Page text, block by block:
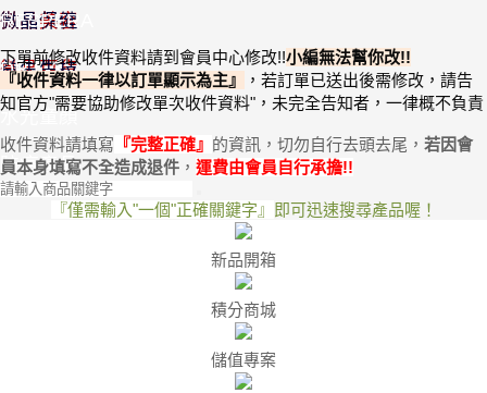
微晶美容
微晶百貨
微晶保健
益生生技
RESPERA
DR.L-3
水光童顏
防疫產品
下單前修改收件資料請到會員中心修改!!小編無法幫你改!!
『收件資料一律以訂單顯示為主』
， 若訂單已送出後需修改，請告
知官方"需要協助修改單次收件資料" ，未完全告知者，一律概不負責
收件資料請填寫 『完整正確』 的資訊，切勿自行去頭去尾， 若因會
員本身填寫不全造成退件 ， 運費由會員自行承擔!!
『僅需輸入"一個"正確關鍵字』 即可迅速搜尋產品喔！
新品開箱
積分商城
儲值專案